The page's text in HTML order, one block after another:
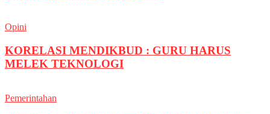
Opini
KORELASI MENDIKBUD : GURU HARUS
MELEK TEKNOLOGI
Pemerintahan